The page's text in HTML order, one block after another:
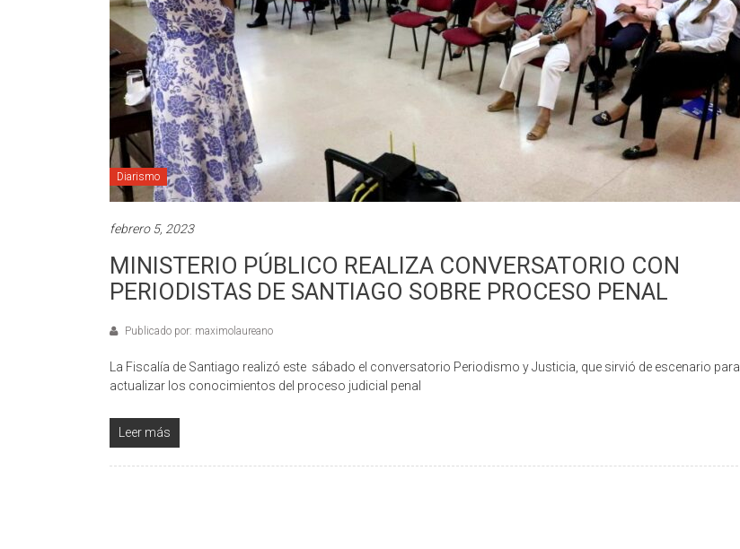
Diarismo
febrero 5, 2023
MINISTERIO PÚBLICO REALIZA CONVERSATORIO CON
PERIODISTAS DE SANTIAGO SOBRE PROCESO PENAL
Publicado por: maximolaureano
La Fiscalía de Santiago realizó este sábado el conversatorio Periodismo y Justicia, que sirvió de escenario para
actualizar los conocimientos del proceso judicial penal
Leer más